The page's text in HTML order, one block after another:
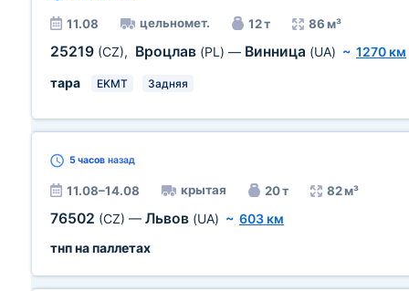
11.08 цельномет. 12 т 86 м³
25219 (CZ), Вроцлав (PL) — Винница (UA) ~ 1270 км
тара
EKMT Задняя
5 часов назад
11.08–14.08 крытая 20 т 82 м³
76502 (CZ) — Львов (UA) ~ 603 км
тнп на паллетах